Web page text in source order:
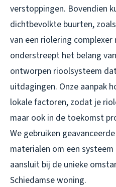
verstoppingen. Bovendien
dichtbevolkte buurten,
van een riolering complexer
onderstreept het belang
ontworpen rioolsysteem
uitdagingen. Onze aanpak
lokale factoren, zodat je
maar ook in de toekomst
We gebruiken
materialen om een
aansluit bij de unieke
Schiedamse woning.